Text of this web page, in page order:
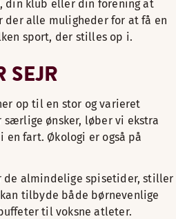
din klub eller din forening at
der alle muligheder for at få en
sport, der stilles op i.
SEJR
op til en stor og varieret
særlige ønsker, løber vi ekstra
fart. Økologi er også på
de almindelige spisetider, stiller
tilbyde både børnevenlige
til voksne atleter.